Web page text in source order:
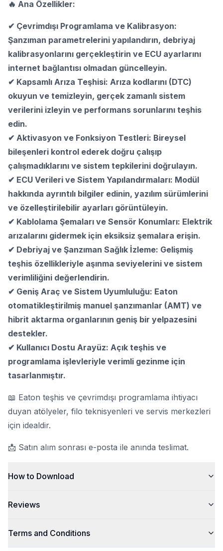
🔥 Ana Özellikler:
✔ Çevrimdışı Programlama ve Kalibrasyon:
Şanzıman parametrelerini yapılandırın, debriyaj
kalibrasyonlarını gerçekleştirin ve ECU ayarlarını
internet bağlantısı olmadan güncelleyin.
✔ Kapsamlı Arıza Teşhisi: Arıza kodlarını (DTC)
okuyun ve temizleyin, gerçek zamanlı sistem
verilerini izleyin ve performans sorunlarını teşhis
edin.
✔ Aktivasyon ve Fonksiyon Testleri: Bireysel
bileşenleri kontrol ederek doğru çalışıp
çalışmadıklarını ve sistem tepkilerini doğrulayın.
✔ ECU Verileri ve Sistem Yapılandırmaları: Modül
hakkında ayrıntılı bilgiler edinin, yazılım sürümlerini
ve özelleştirilebilir ayarları görüntüleyin.
✔ Kablolama Şemaları ve Sensör Konumları: Elektrik
arızalarını gidermek için eksiksiz şemalara erişin.
✔ Debriyaj ve Şanzıman Sağlık İzleme: Gelişmiş
teşhis özellikleriyle aşınma seviyelerini ve sistem
verimliliğini değerlendirin.
✔ Geniş Araç ve Sistem Uyumluluğu: Eaton
otomatikleştirilmiş manuel şanzımanlar (AMT) ve
hibrit aktarma organlarının geniş bir yelpazesini
destekler.
✔ Kullanıcı Dostu Arayüz: Açık teşhis ve
programlama işlevleriyle verimli gezinme için
tasarlanmıştır.
📖 Eaton teşhis ve çevrimdışı programlama ihtiyacı
duyan atölyeler, filo teknisyenleri ve servis merkezleri
için idealdir.
📩 Satın alım sonrası e-posta ile anında teslimat.
How to Download
Reviews
Terms and Conditions